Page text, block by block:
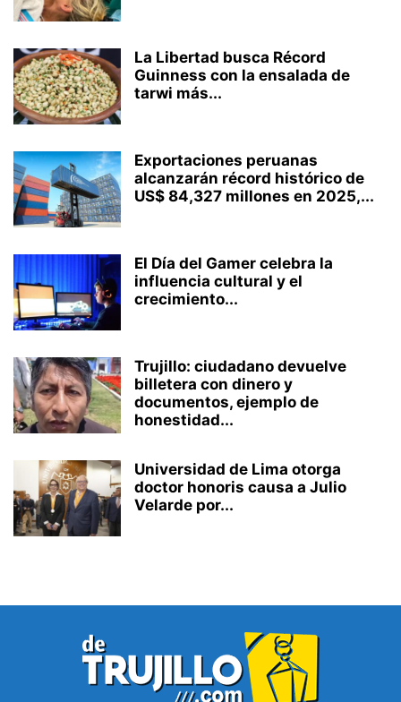
La Libertad busca Récord
Guinness con la ensalada de
tarwi más...
Exportaciones peruanas
alcanzarán récord histórico de
US$ 84,327 millones en 2025,...
El Día del Gamer celebra la
influencia cultural y el
crecimiento...
Trujillo: ciudadano devuelve
billetera con dinero y
documentos, ejemplo de
honestidad...
Universidad de Lima otorga
doctor honoris causa a Julio
Velarde por...